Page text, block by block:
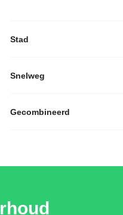
Stad
Snelweg
Gecombineerd